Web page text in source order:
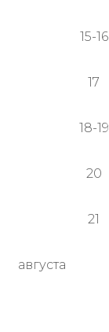
15-16
17
18-19
20
21
августа